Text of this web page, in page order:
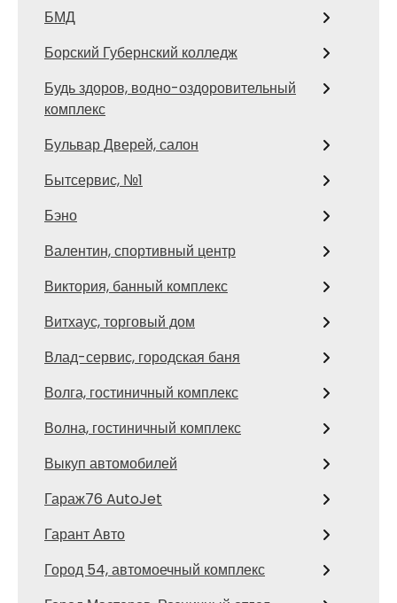
БМД
Борский Губернский колледж
Будь здоров, водно-оздоровительный
комплекс
Бульвар Дверей, салон
Бытсервис, №1
Бэно
Валентин, спортивный центр
Виктория, банный комплекс
Витхаус, торговый дом
Влад-сервис, городская баня
Волга, гостиничный комплекс
Волна, гостиничный комплекс
Выкуп автомобилей
Гараж76 AutoJet
Гарант Авто
Город 54, автомоечный комплекс